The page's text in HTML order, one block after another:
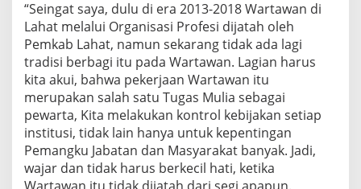
“Seingat saya, dulu di era 2013-2018 Wartawan di
Lahat melalui Organisasi Profesi dijatah oleh
Pemkab Lahat, namun sekarang tidak ada lagi
tradisi berbagi itu pada Wartawan. Lagian harus
kita akui, bahwa pekerjaan Wartawan itu
merupakan salah satu Tugas Mulia sebagai
pewarta, Kita melakukan kontrol kebijakan setiap
institusi, tidak lain hanya untuk kepentingan
Pemangku Jabatan dan Masyarakat banyak. Jadi,
wajar dan tidak harus berkecil hati, ketika